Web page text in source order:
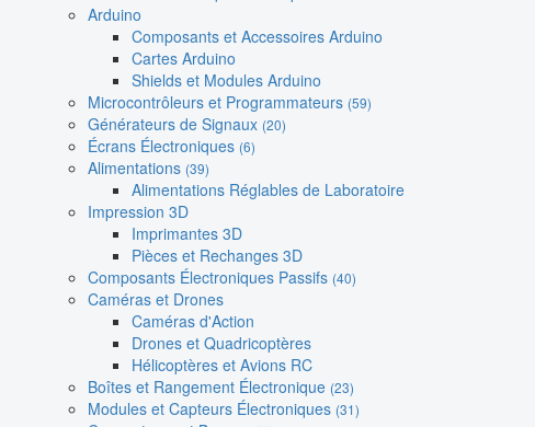
Arduino
Composants et Accessoires Arduino
Cartes Arduino
Shields et Modules Arduino
Microcontrôleurs et Programmateurs (59)
Générateurs de Signaux (20)
Écrans Électroniques (6)
Alimentations (39)
Alimentations Réglables de Laboratoire
Impression 3D
Imprimantes 3D
Pièces et Rechanges 3D
Composants Électroniques Passifs (40)
Caméras et Drones
Caméras d'Action
Drones et Quadricoptères
Hélicoptères et Avions RC
Boîtes et Rangement Électronique (23)
Modules et Capteurs Électroniques (31)